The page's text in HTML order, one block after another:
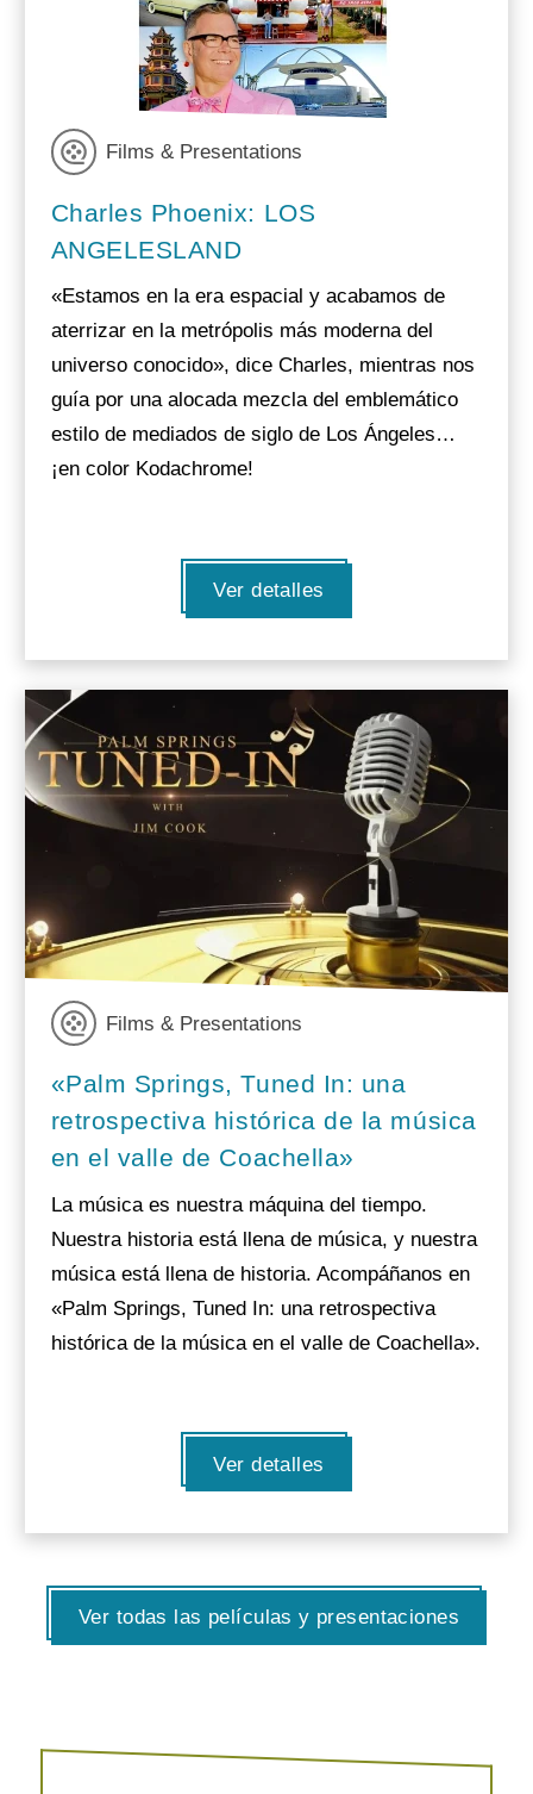
Films & Presentations
Charles Phoenix: LOS
ANGELESLAND
«Estamos en la era espacial y acabamos de
aterrizar en la metrópolis más moderna del
universo conocido», dice Charles, mientras nos
guía por una alocada mezcla del emblemático
estilo de mediados de siglo de Los Ángeles…
¡en color Kodachrome!
Ver detalles
Films & Presentations
«Palm Springs, Tuned In: una
retrospectiva histórica de la música
en el valle de Coachella»
La música es nuestra máquina del tiempo.
Nuestra historia está llena de música, y nuestra
música está llena de historia. Acompáñanos en
«Palm Springs, Tuned In: una retrospectiva
histórica de la música en el valle de Coachella».
Ver detalles
Ver todas las películas y presentaciones